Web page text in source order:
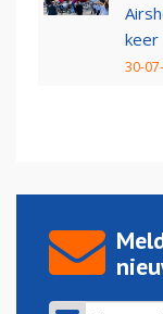
keer
30-